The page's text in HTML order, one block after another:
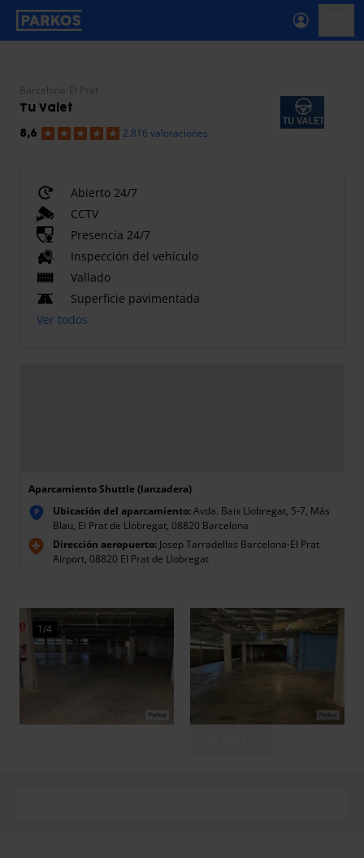
etiqueta-de-navegación-principal
Barcelona-El Prat
Tu Valet
8,6 2.816 valoraciones
Abierto 24/7
CCTV
Presencia 24/7
Inspección del vehículo
Vallado
Superficie pavimentada
Ver todos
Aparcamiento Shuttle (lanzadera)
P Ubicación del aparcamiento:Avda. Baix Llobregat, 5-7, Más
Blau, El Prat de Llobregat, 08820 Barcelona
Dirección aeropuerto: Josep Tarradellas Barcelona-El Prat
Airport, 08820 El Prat de Llobregat
1/4